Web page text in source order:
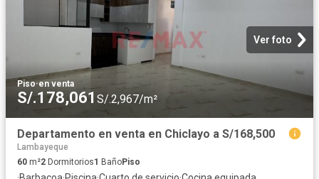
Ver foto
Piso·en venta
S/.178,061 S/.2,967/m²
Departamento en venta en Chiclayo a S/168,500
Lambayeque
60 m²2 Dormitorios1 BañoPiso